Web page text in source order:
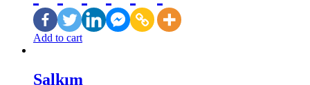
Add to cart
Salkım